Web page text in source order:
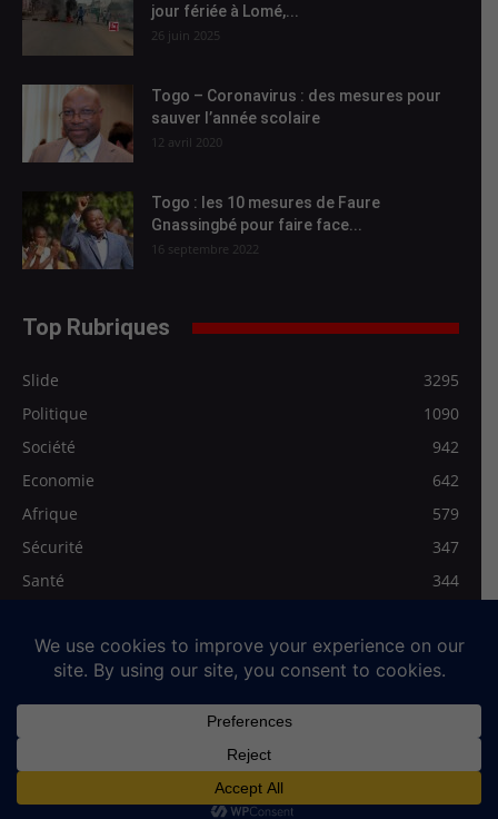
jour fériée à Lomé,...
26 juin 2025
Togo – Coronavirus : des mesures pour
sauver l’année scolaire
12 avril 2020
Togo : les 10 mesures de Faure
Gnassingbé pour faire face...
16 septembre 2022
Top Rubriques
Slide
3295
Politique
1090
Société
942
Economie
642
Afrique
579
Sécurité
347
Santé
344
Médias>Vidéo
272
© Full-News, tous droits réservés. Siège de la Rédaction : 2,Rue Kadja
Anani Santos. Lomé-Togo